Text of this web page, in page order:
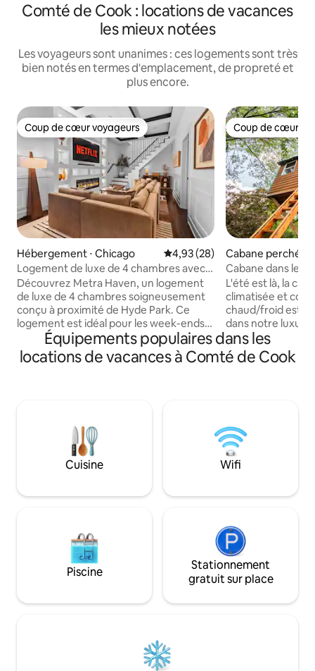
Comté de Cook : locations de vacances
les mieux notées
Les voyageurs sont unanimes : ces logements sont très
bien notés en termes d'emplacement, de propreté et
plus encore.
Coup de cœur voyageurs
Coup de cœur voyageurs
Hébergement ⋅ Chicago Évaluation moyenne sur la
4,93 (28)
Logement de luxe de 4 chambres avec
jacuzzi près de l'Université de Chicago et
de l'Obama Center
Découvrez Metra Haven, un logement
de luxe de 4 chambres soigneusement
conçu à proximité de Hyde Park. Ce
logement est idéal pour les week-ends
d'enterrement de vie de jeune fille, les
voyages entre filles, les réunions de
famille, les professionnels ou les grands
avec une cheminée pour des soirées
chaleureuses adaptées à votre groupe À
quelques pas de la gare de Metra avec
un train direct vers le centre-ville, à
à Jackson Park, du musée des sciences
Coup de cœur
Coup de cœur
Cabane perchée
burg
Cabane dans les
enchanté
L'été est là, la
climatisée et
chaud/froid est prêt !
dans notre
d'une profondeur
et adapté au
conifères, tandis
pour la faune,
oiseaux,
Venez découvrir
souvenir spécial !
3 meilleurs
Équipements populaires dans les
locations de vacances à Comté de Cook
Cuisine Wifi
Piscine
Stationnement
gratuit sur place